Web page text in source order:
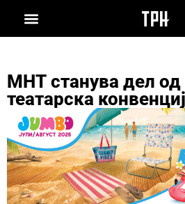
МНТ станува дел од
театарска